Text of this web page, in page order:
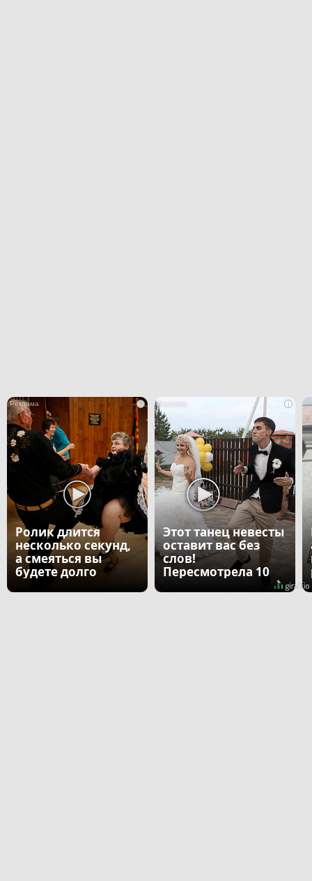
i
Ролик длится
несколько секунд,
а смеяться вы
будете долго
i
Этот танец невесты
оставит вас без
слов!
Пересмотрела 10